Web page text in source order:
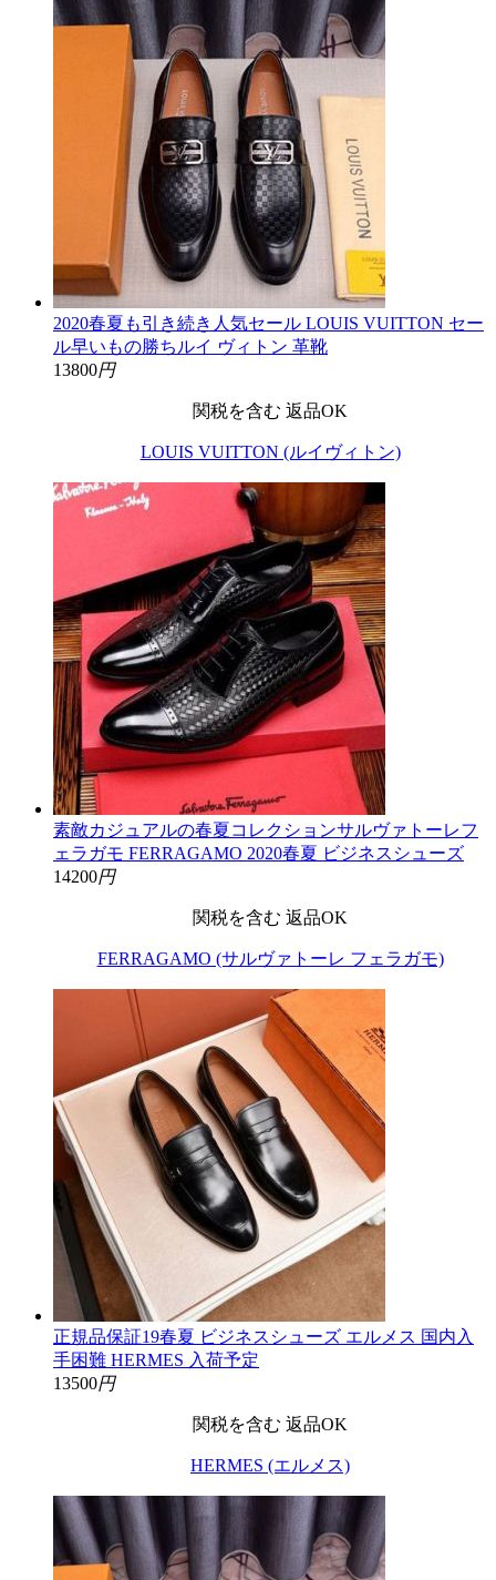
2020春夏も引き続き人気セール LOUIS VUITTON セー
ル早いもの勝ちルイ ヴィトン 革靴
13800円
関税を含む 返品OK
LOUIS VUITTON (ルイヴィトン)
素敵カジュアルの春夏コレクションサルヴァトーレフ
ェラガモ FERRAGAMO 2020春夏 ビジネスシューズ
14200円
関税を含む 返品OK
FERRAGAMO (サルヴァトーレ フェラガモ)
正規品保証19春夏 ビジネスシューズ エルメス 国内入
手困難 HERMES 入荷予定
13500円
関税を含む 返品OK
HERMES (エルメス)